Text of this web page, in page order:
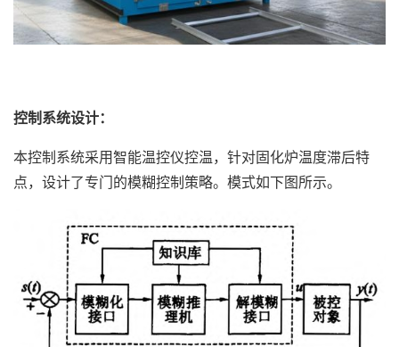
控制系统设计：
本控制系统采用智能温控仪控温，针对固化炉温度滞后特
点，设计了专门的模糊控制策略。模式如下图所示。